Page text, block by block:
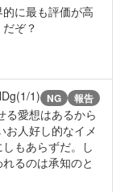
に最も評価が高
ぞ？
1) NG 報告
る愛想はあるから
お人好し的なイメ
もあらずだ。し
るのは承知のと